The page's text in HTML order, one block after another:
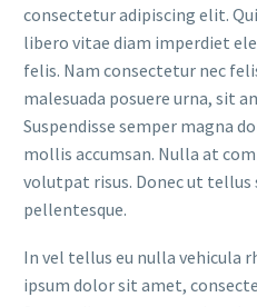
consectetur adipiscing elit.
libero vitae diam imperdiet
felis. Nam consectetur nec
malesuada posuere urna, sit
Suspendisse semper magna
mollis accumsan. Nulla at
volutpat risus. Donec ut
pellentesque.
In vel tellus eu nulla vehicula
ipsum dolor sit amet,